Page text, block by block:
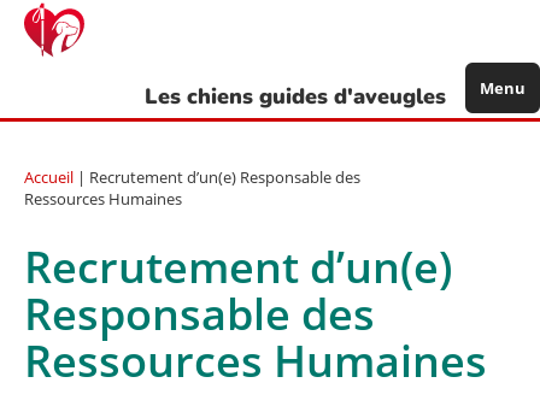
Aller
contenu
Les chiens guides d'aveugles Menu
Accueil | Recrutement d’un(e) Responsable des
Ressources Humaines
Recrutement d’un(e)
Responsable des
Ressources Humaines